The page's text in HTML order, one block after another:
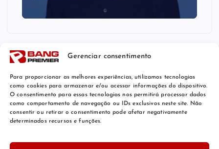
Gerenciar consentimento
Para proporcionar as melhores experiências, utilizamos tecnologias
como cookies para armazenar e/ou acessar informações do dispositivo.
O consentimento para essas tecnologias nos permitirá processar dados
como comportamento de navegação ou IDs exclusivos neste site. Não
consentir ou retirar o consentimento pode afetar negativamente
determinados recursos e funções.